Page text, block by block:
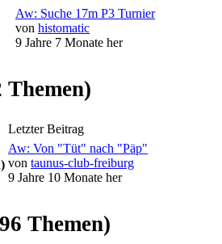
Aw: Suche 17m P3 Turnier
von histomatic
9 Jahre 7 Monate her
Themen)
Letzter Beitrag
Aw: Von "Tüt" nach "Päp"
von taunus-club-freiburg
9 Jahre 10 Monate her
Themen)